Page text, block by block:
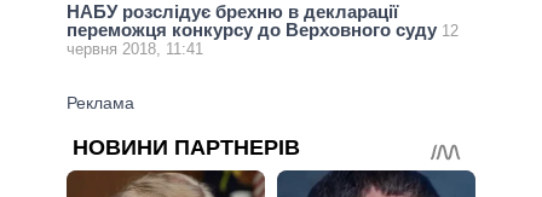
НАБУ розслідує брехню в декларації
переможця конкурсу до Верховного суду 12
червня 2018, 11:41